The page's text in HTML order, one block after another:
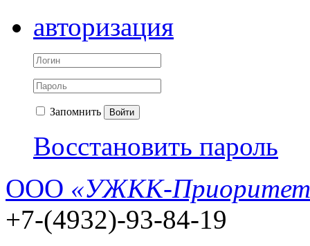
авторизация
Запомнить Войти
Восстановить пароль
ООО «УЖКК-
+7-(4932)-93-84-19